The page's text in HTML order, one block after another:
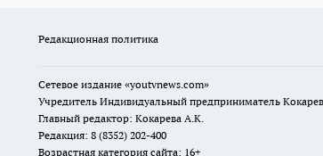
Редакционная политика
Сетевое издание «youtvnews.com»
Учредитель Индивидуальный предприниматель
Главный редактор: Кокарева А.К.
Редакция: 8 (8352) 202-400
Возрастная категория сайта: 16+